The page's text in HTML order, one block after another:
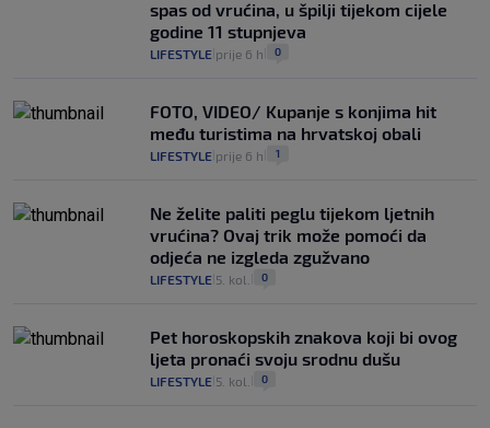
spas od vrućina, u špilji tijekom cijele
godine 11 stupnjeva
LIFESTYLE prije 6 h 0
FOTO, VIDEO/ Kupanje s konjima hit
među turistima na hrvatskoj obali
LIFESTYLE prije 6 h 1
Ne želite paliti peglu tijekom ljetnih
vrućina? Ovaj trik može pomoći da
odjeća ne izgleda zgužvano
LIFESTYLE 5. kol. 0
Pet horoskopskih znakova koji bi ovog
ljeta pronaći svoju srodnu dušu
LIFESTYLE 5. kol. 0